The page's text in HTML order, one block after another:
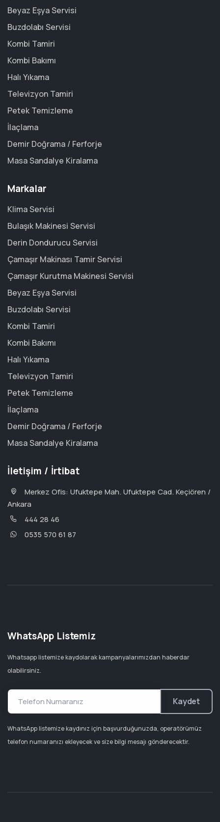
Beyaz Eşya Servisi
Buzdolabı Servisi
Kombi Tamiri
Kombi Bakımı
Halı Yıkama
Televizyon Tamiri
Petek Temizleme
İlaçlama
Demir Doğrama / Ferforje
Masa Sandalye Kiralama
Markalar
Klima Servisi
Bulaşık Makinesi Servisi
Derin Dondurucu Servisi
Çamaşır Makinası Tamir Servisi
Çamaşır Kurutma Makinesi Servisi
Beyaz Eşya Servisi
Buzdolabı Servisi
Kombi Tamiri
Kombi Bakımı
Halı Yıkama
Televizyon Tamiri
Petek Temizleme
İlaçlama
Demir Doğrama / Ferforje
Masa Sandalye Kiralama
İletişim / İrtibat
Merkez Ofis: Ufuktepe Mah. Ufuktepe Cad. Keçiören /
Ankara
444 28 46
0535 570 61 87
WhatsApp Listemiz
Whatsapp listemize kaydolarak kampanyalarımızdan haberdar
olabilirsiniz.
Kaydet
WhatsApp listemize kaydınız için başvurduğunuzda, operatörümüz
telefon numaranızı ekleyecek ve size bilgi mesajı gönderecektir.